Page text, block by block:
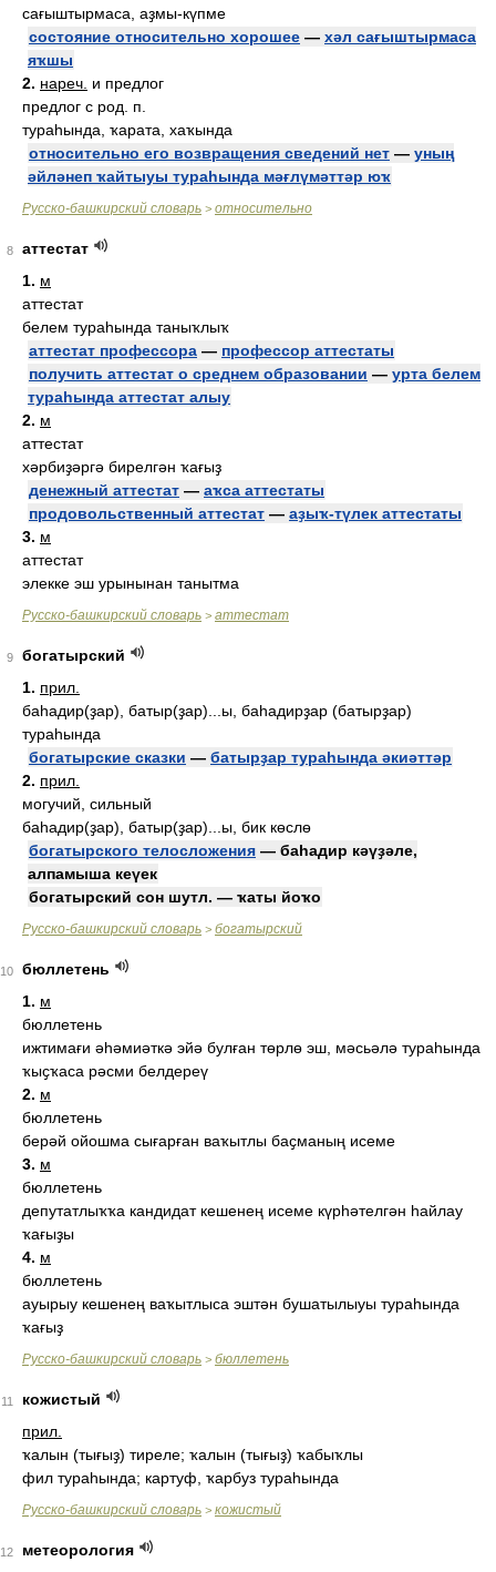
сағыштырмаса, аҙмы-күпме
состояние относительно хорошее — хәл сағыштырмаса
яҡшы
2. нареч. и предлог
предлог с род. п.
тураһында, ҡарата, хаҡында
относительно его возвращения сведений нет — уның
әйләнеп ҡайтыуы тураһында мәғлүмәттәр юҡ
Русско-башкирский словарь > относительно
8
аттестат
1. м
аттестат
белем тураһында таныҡлыҡ
аттестат профессора — профессор аттестаты
получить аттестат о среднем образовании — урта белем
тураһында аттестат алыу
2. м
аттестат
хәрбиҙәргә бирелгән ҡағыҙ
денежный аттестат — аҡса аттестаты
продовольственный аттестат — аҙыҡ-түлек аттестаты
3. м
аттестат
элекке эш урынынан танытма
Русско-башкирский словарь > аттестат
9
богатырский
1. прил.
баһадир(ҙар), батыр(ҙар)...ы, баһадирҙар (батырҙар)
тураһында
богатырские сказки — батырҙар тураһында әкиәттәр
2. прил.
могучий, сильный
баһадир(ҙар), батыр(ҙар)...ы, бик көслө
богатырского телосложения — баһадир кәүҙәле,
алпамыша кеүек
богатырский сон шутл. — ҡаты йоҡо
Русско-башкирский словарь > богатырский
10
бюллетень
1. м
бюллетень
ижтимағи әһәмиәткә эйә булған төрлө эш, мәсьәлә тураһында
ҡыҫҡаса рәсми белдереү
2. м
бюллетень
берәй ойошма сығарған ваҡытлы баҫманың исеме
3. м
бюллетень
депутатлыҡҡа кандидат кешенең исеме күрһәтелгән һайлау
ҡағыҙы
4. м
бюллетень
ауырыу кешенең ваҡытлыса эштән бушатылыуы тураһында
ҡағыҙ
Русско-башкирский словарь > бюллетень
11
кожистый
прил.
ҡалын (тығыҙ) тиреле; ҡалын (тығыҙ) ҡабыҡлы
фил тураһында; картуф, ҡарбуз тураһында
Русско-башкирский словарь > кожистый
12
метеорология